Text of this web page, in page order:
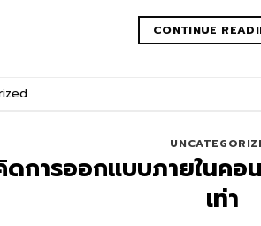
CONTINUE
การออกแบบภายในคอ
เท่า